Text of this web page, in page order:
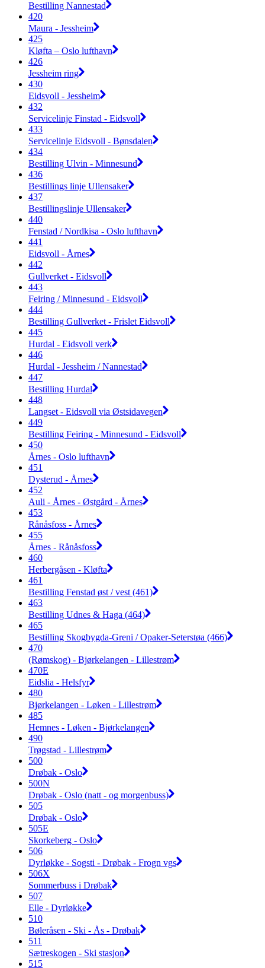
Bestilling Nannestad
420
Maura - Jessheim
425
Kløfta – Oslo lufthavn
426
Jessheim ring
430
Eidsvoll - Jessheim
432
Servicelinje Finstad - Eidsvoll
433
Servicelinje Eidsvoll - Bønsdalen
434
Bestilling Ulvin - Minnesund
436
Bestillings linje Ullensaker
437
Bestillingslinje Ullensaker
440
Fenstad / Nordkisa - Oslo lufthavn
441
Eidsvoll - Årnes
442
Gullverket - Eidsvoll
443
Feiring / Minnesund - Eidsvoll
444
Bestilling Gullverket - Frislet Eidsvoll
445
Hurdal - Eidsvoll verk
446
Hurdal - Jessheim / Nannestad
447
Bestilling Hurdal
448
Langset - Eidsvoll via Østsidavegen
449
Bestilling Feiring - Minnesund - Eidsvoll
450
Årnes - Oslo lufthavn
451
Dysterud - Årnes
452
Auli - Årnes - Østgård - Årnes
453
Rånåsfoss - Årnes
455
Årnes - Rånåsfoss
460
Herbergåsen - Kløfta
461
Bestilling Fenstad øst / vest (461)
463
Bestilling Udnes & Haga (464)
465
Bestilling Skogbygda-Greni / Opaker-Seterstøa (466)
470
(Rømskog) - Bjørkelangen - Lillestrøm
470E
Eidslia - Helsfyr
480
Bjørkelangen - Løken - Lillestrøm
485
Hemnes - Løken - Bjørkelangen
490
Trøgstad - Lillestrøm
500
Drøbak - Oslo
500N
Drøbak - Oslo (natt - og morgenbuss)
505
Drøbak - Oslo
505E
Skorkeberg - Oslo
506
Dyrløkke - Sogsti - Drøbak - Frogn vgs
506X
Sommerbuss i Drøbak
507
Elle - Dyrløkke
510
Bøleråsen - Ski - Ås - Drøbak
511
Sætreskogen - Ski stasjon
515